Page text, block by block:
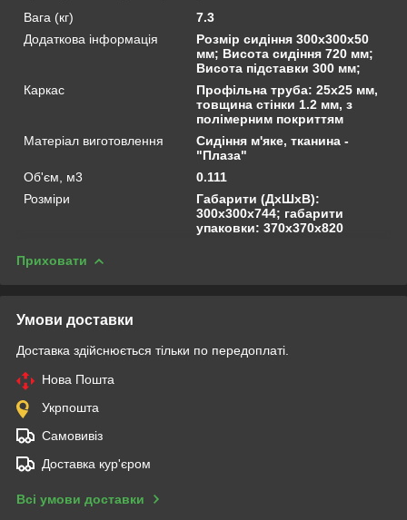
Вага (кг)
7.3
Додаткова інформація
Розмір сидіння 300х300х50
мм; Висота сидіння 720 мм;
Висота підставки 300 мм;
Каркас
Профільна труба: 25х25 мм,
товщина стінки 1.2 мм, з
полімерним покриттям
Матеріал виготовлення
Сидіння м'яке, тканина -
"Плаза"
Об'єм, м3
0.111
Розміри
Габарити (ДхШхВ):
300х300х744; габарити
упаковки: 370х370х820
Приховати
Умови доставки
Доставка здійснюється тільки по передоплаті.
Нова Пошта
Укрпошта
Самовивіз
Доставка кур'єром
Всі умови доставки